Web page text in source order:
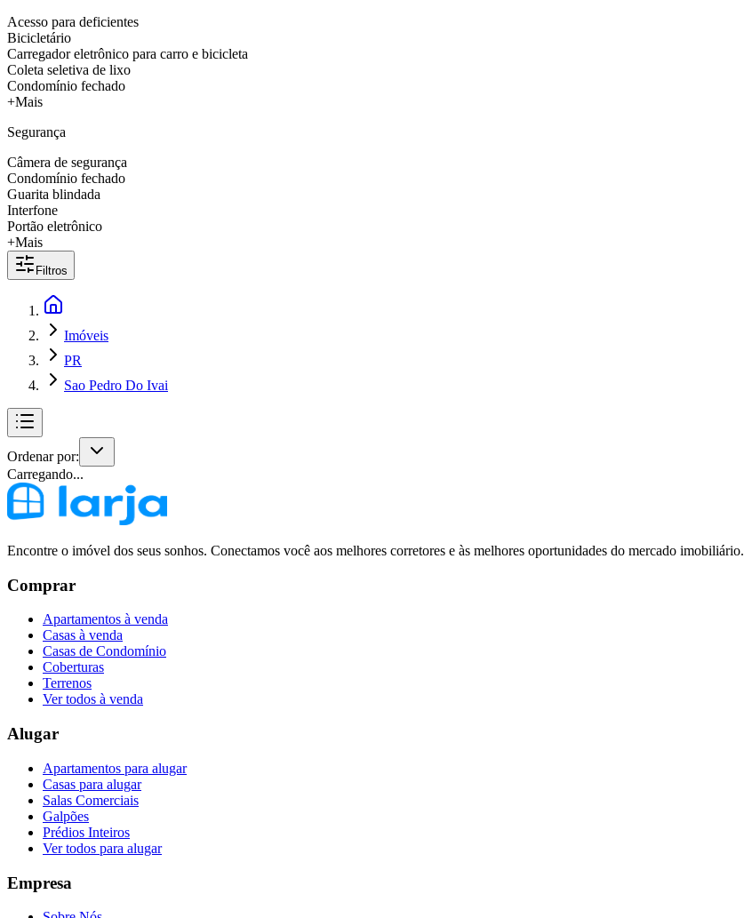
Acesso para deficientes
Bicicletário
Carregador eletrônico para carro e bicicleta
Coleta seletiva de lixo
Condomínio fechado
+Mais
Segurança
Câmera de segurança
Condomínio fechado
Guarita blindada
Interfone
Portão eletrônico
+Mais
Filtros
Imóveis
PR
Sao Pedro Do Ivai
Ordenar por:
Carregando...
Encontre o imóvel dos seus sonhos. Conectamos você aos melhores corretores e às melhores oportunidades do mercado imobiliário.
Comprar
Apartamentos à venda
Casas à venda
Casas de Condomínio
Coberturas
Terrenos
Ver todos à venda
Alugar
Apartamentos para alugar
Casas para alugar
Salas Comerciais
Galpões
Prédios Inteiros
Ver todos para alugar
Empresa